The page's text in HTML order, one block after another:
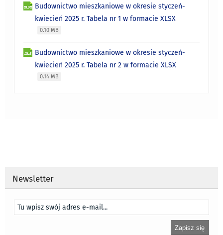
Budownictwo mieszkaniowe w okresie styczeń-
kwiecień 2025 r. Tabela nr 1 w formacie XLSX
0.10 MB
Budownictwo mieszkaniowe w okresie styczeń-
kwiecień 2025 r. Tabela nr 2 w formacie XLSX
0.14 MB
Newsletter